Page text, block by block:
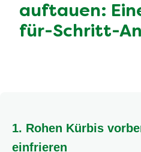
auftauen:
für-Schritt-
1. Rohen Kürbis
einfrieren